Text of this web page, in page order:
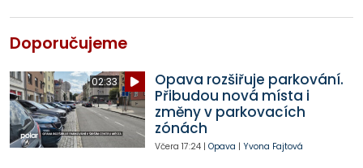
Doporučujeme
02:33
Opava rozšiřuje parkování.
Přibudou nová místa i
změny v parkovacích
zónách
Včera 17:24| Opava | Yvona Fajtová